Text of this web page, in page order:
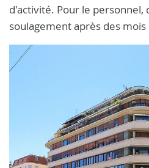
d'activité. Pour le personnel,
soulagement après des